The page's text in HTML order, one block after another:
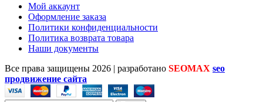
Мой аккаунт
Оформление заказа
Политики конфиденциальности
Политика возврата товара
Наши документы
Все права защищены 2026 | разработано SEOMAX seo
продвижение сайта